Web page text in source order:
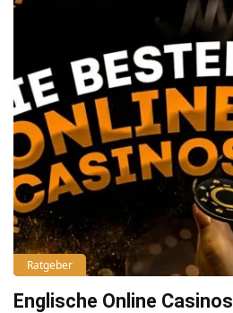
Ratgeber
Englische Online Casinos